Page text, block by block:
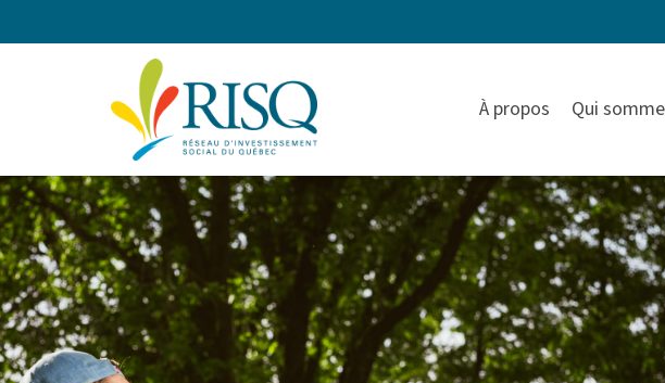
À propos Qui